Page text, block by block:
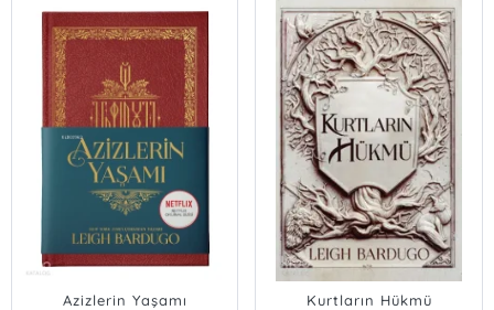
Azizlerin Yaşamı Kurtların Hükmü